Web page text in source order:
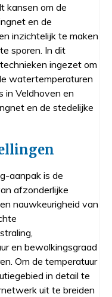
kansen om de
en de
inzichtelijk te maken
sporen. In dit
ingezet om
watertemperaturen
in Veldhoven en
en de stedelijke
aanpak is de
afzonderlijke
nauwkeurigheid van
en bewolkingsgraad
Om de temperatuur
in detail te
uit te breiden